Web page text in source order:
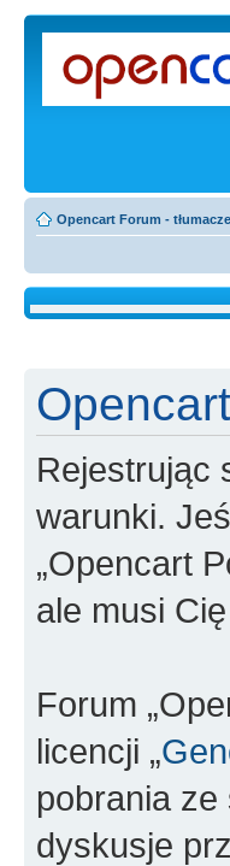
Opencart Forum -
Rejestrując
warunki.
„Opencart
ale musi
Forum
licencji „
pobrania ze
dyskusje